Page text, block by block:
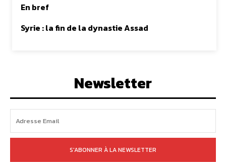
En bref
Syrie : la fin de la dynastie Assad
Newsletter
S'ABONNER À LA NEWSLETTER